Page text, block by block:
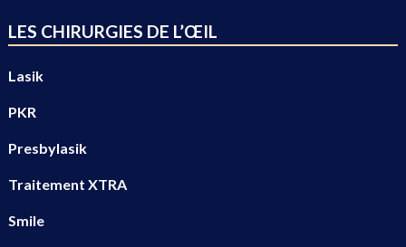
LES CHIRURGIES DE L’ŒIL
Lasik
PKR
Presbylasik
Traitement XTRA
Smile